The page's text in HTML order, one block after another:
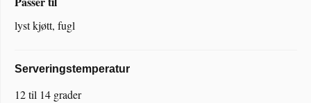
lyst kjøtt, fugl
Serveringstemperatur
12 til 14 grader